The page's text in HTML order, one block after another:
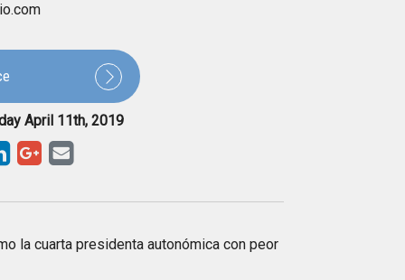
April 11th, 2019
la cuarta presidenta autonómica con peor